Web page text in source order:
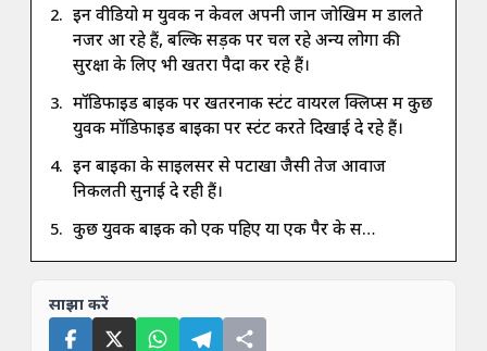
इन वीडियो में युवक न केवल अपनी जान जोखिम में डालते
नजर आ रहे हैं, बल्कि सड़क पर चल रहे अन्य लोगों की
सुरक्षा के लिए भी खतरा पैदा कर रहे हैं।
मॉडिफाइड बाइक पर खतरनाक स्टंट वायरल क्लिप्स में कुछ
युवक मॉडिफाइड बाइकों पर स्टंट करते दिखाई दे रहे हैं।
इन बाइकों के साइलेंसर से पटाखों जैसी तेज आवाजें
निकलती सुनाई दे रही हैं।
कुछ युवक बाइक को एक पहिए या एक पैर के स…
साझा करें